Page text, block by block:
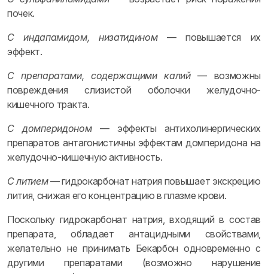
почек.
С индапамидом, низатидином— повышается их
эффект.
С препаратами, содержащими калий— возможны
повреждения слизистой оболочки желудочно-
кишечного тракта.
С домперидоном— эффекты антихолинергических
препаратов антагонистичны эффектам домперидона на
желудочно-кишечную активность.
С литием— гидрокарбонат натрия повышает экскрецию
лития, снижая его концентрацию в плазме крови.
Поскольку гидрокарбонат натрия, входящий в состав
препарата, обладает антацидными свойствами,
желательно не принимать Бекарбон одновременно с
другими препаратами (возможно нарушение